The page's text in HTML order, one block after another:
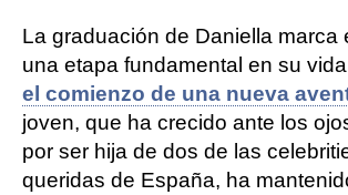
La graduación de Daniella marca
una etapa fundamental en su
el comienzo de una nueva
joven, que ha crecido ante los
por ser hija de dos de las
queridas de España, ha